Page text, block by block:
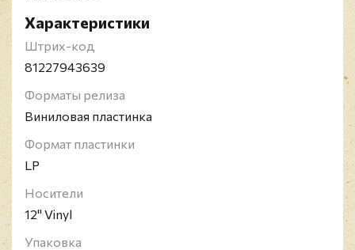
исполнителями, вроде Линдси Бакингем и Дон
Хенли. По версии журнала Rolling Stone,
исполнительница входит в число "100 величайших
она 8 раз была номинирована на Грэмми, и 5 раз - в
составе Fleetwood Mac.
Характеристики
Штрих-код
81227943639
Форматы релиза
Виниловая пластинка
Формат пластинки
LP
Носители
12" Vinyl
Упаковка